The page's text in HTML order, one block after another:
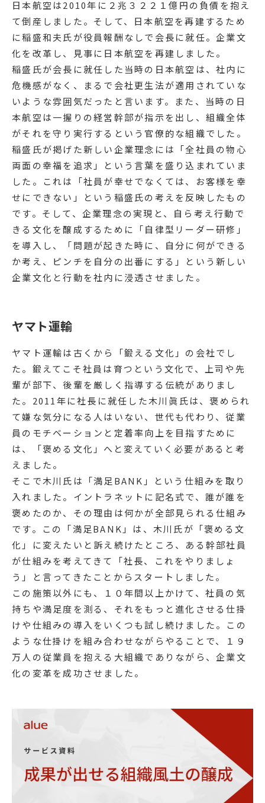
日本航空は2010年に２兆３２２１億円の負債を抱え
て倒産しました。そして、日本航空を再建するため
に稲盛和夫氏が役員報酬なしで会長に就任。企業文
化を改革し、見事に日本航空を再建しました。
稲盛氏が会長に就任した当時の日本航空は、社内に
危機感がなく、まるで会社更生法が適用されていな
いような雰囲気だったと言います。また、当時の日
本航空は一握りの経営幹部が指示を出し、組織全体
がそれを守り実行するという官僚的な組織でした。
稲盛氏が掲げた新しい企業理念には「全社員の物心
両面の幸福を追求」という言葉を盛り込まれていま
した。これは「社員が幸せでなくては、お客様を幸
せにできない」という稲盛氏の考えを反映したもの
です。そして、企業理念の実現と、自ら考え行動で
きる文化を醸成するために「自律型リーダー研修」
を導入し、「問題が起きた時に、自分に何ができる
か考え、ピンチを自分の出番にする」という新しい
企業文化と行動を社内に浸透させました。
ヤマト運輸
ヤマト運輸は古くから「鍛える文化」の会社でし
た。鍛えてこそ社員は育つという文化で、上司や先
輩が部下、後輩を厳しく指導する伝統がありまし
た。2011年に社長に就任した木川眞氏は、褒められ
て嫌な気分になる人はいない、世代も代わり、従業
員のモチベーションと定着率向上を目指すために
は、「褒める文化」へと変えていく必要があると考
えました。
そこで木川氏は「満足BANK」という仕組みを取り
入れました。イントラネットに記名式で、誰が誰を
褒めたのか、その理由は何かが全部見られる仕組み
です。この「満足BANK」は、木川氏が「褒める文
化」に変えたいと訴え続けたところ、ある幹部社員
が仕組みを考えてきて「社長、これをやりましょ
う」と言ってきたことからスタートしました。
この施策以外にも、１０年間以上かけて、社員の気
持ちや満足度を測る、それをもっと進化させる仕掛
けや仕組みの導入をいくつも試し続けました。この
ような仕掛けを組み合わせながらやることで、１９
万人の従業員を抱える大組織でありながら、企業文
化の変革を成功させました。